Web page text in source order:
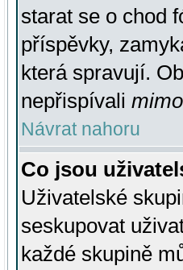
starat se o chod
příspěvky,
která spravují.
nepřispívali
Návrat nahoru
Co jsou
Uživatelské
seskupovat
každé skupině